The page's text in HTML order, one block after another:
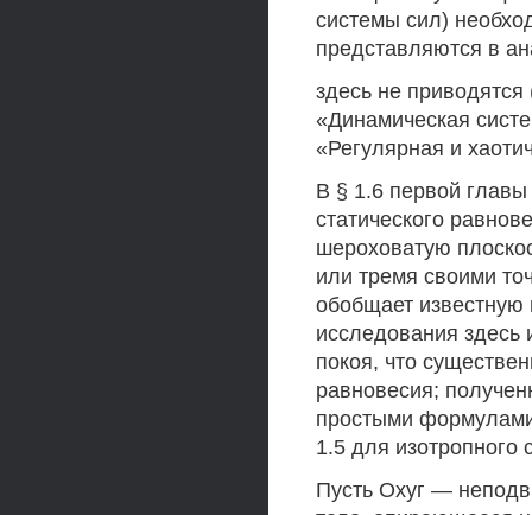
системы сил)
представляются в
здесь не приводятся
«Динамическая
«Регулярная и
В § 1.6 первой главы
статического
шероховатую
или тремя своими
обобщает
исследования здесь
покоя, что
равновесия;
простыми
1.5 для изотропного
Пусть Охуг —